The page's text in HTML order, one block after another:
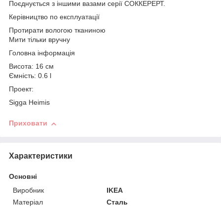
Поєднується з іншими вазами серії СОККЕРЕРТ.
Керівництво по експлуатації
Протирати вологою тканиною
Мити тільки вручну
Головна інформація
Висота: 16 см
Ємність: 0.6 l
Проект:
Sigga Heimis
Приховати
Характеристики
Основні
Виробник
IKEA
Матеріал
Сталь